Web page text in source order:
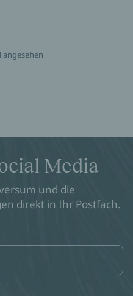
angesehen
Media
und die
direkt in Ihr Postfach.